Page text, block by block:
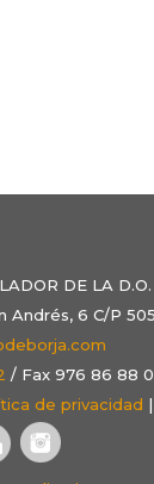
DE LA
Andrés, 6 C/P
/ Fax 976 86 88
de privacidad |